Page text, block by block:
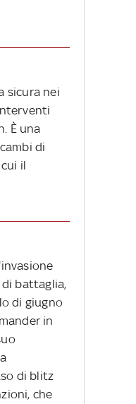
sicura nei
È una
di
il
battaglia,
di giugno
in
di blitz
che